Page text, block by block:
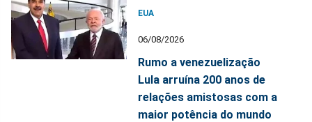
EUA
06/08/2026
Rumo a venezuelização
Lula arruína 200 anos de
relações amistosas com a
maior potência do mundo